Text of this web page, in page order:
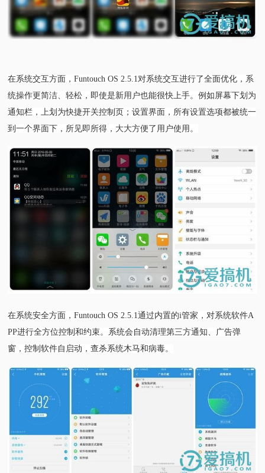
在系统交互方面，Funtouch OS 2.5.1对系统交互进行了全面优化，系
统操作更简洁、轻松，即使是新用户也能很快上手。例如屏幕下划为
通知栏，上划为快捷开关控制页；设置界面，所有设置选项都被统一
到一个界面下，所见即所得，大大方便了用户使用。
在系统安全方面，Funtouch OS 2.5.1通过内置的i管家，对系统软件A
PP进行全方位控制和约束。系统会自动清理第三方通知、广告弹
窗，控制软件自启动，查杀系统木马和病毒。